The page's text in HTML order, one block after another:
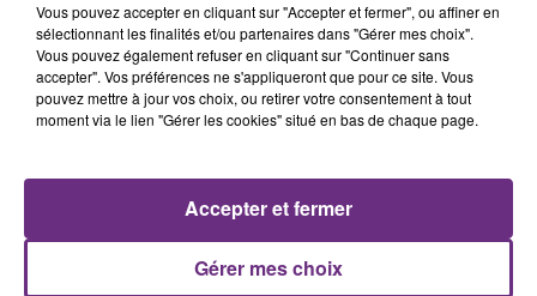
23h54
23h54 23h51
23h51
Catch & Release
Vous pouvez accepter en cliquant sur "Accepter et fermer", ou affiner en
sélectionnant les finalités et/ou partenaires dans "Gérer mes choix".
Vous pouvez également refuser en cliquant sur "Continuer sans
accepter". Vos préférences ne s'appliqueront que pour ce site. Vous
pouvez mettre à jour vos choix, ou retirer votre consentement à tout
moment via le lien "Gérer les cookies" situé en bas de chaque page.
Gérer mes choix
Accepter et fermer